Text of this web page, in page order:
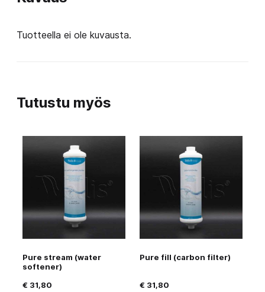
Tuotteella ei ole kuvausta.
Tutustu myös
Pure stream (water
softener)
€ 31,80
Pure fill (carbon filter)
€ 31,80